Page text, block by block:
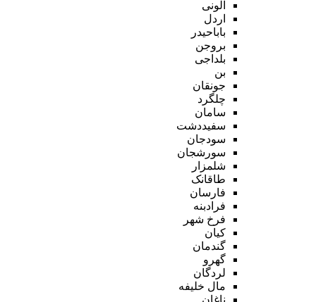
آلونی
اردل
باباحیدر
بروجن
بلداجی
بن
جونقان
چلگرد
سامان
سفیددشت
سودجان
سورشجان
شلمزار
طاقانک
فارسان
فرادبنه
فرخ شهر
کیان
گندمان
گهرو
لردگان
مال خلیفه
ناغان